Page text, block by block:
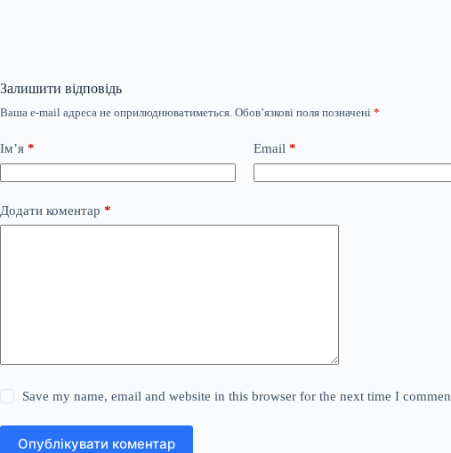
Залишити відповідь
Ваша e-mail адреса не оприлюднюватиметься. Обов’язкові поля позначені *
Ім’я * Email *
Додати коментар *
Save my name, email and website in this browser for the next time I
Опублікувати коментар